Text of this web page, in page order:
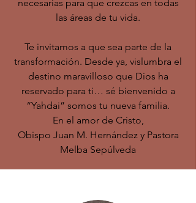
necesarias para que crezcas en todas
las áreas de tu vida.
Te invitamos a que sea parte de la
transformación. Desde ya, vislumbra el
destino maravilloso que Dios ha
reservado para ti… sé bienvenido a
“Yahdai” somos tu nueva familia.
En el amor de Cristo,
Obispo Juan M. Hernández y Pastora
Melba Sepúlveda